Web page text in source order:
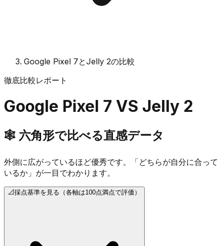
Google Pixel 7とJelly 2の比較
徹底比較レポート
Google Pixel 7 VS Jelly 2
🕸️ 六角形で比べる直感データ
外側に広がっているほど優秀です。「どちらが自分に合って
いるか」が一目でわかります。
📐採点基準を見る（各軸は100点満点で評価）